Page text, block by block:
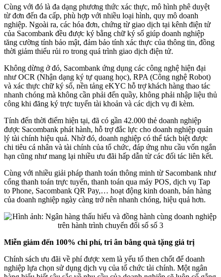
Cùng với đó là đa dạng phương thức xác thực, mô hình phê duyệt
từ đơn đến đa cấp, phù hợp với nhiều loại hình, quy mô doanh
nghiệp. Ngoài ra, các hóa đơn, chứng từ giao dịch tại kênh điện tử
của Sacombank đều được ký bằng chữ ký số giúp doanh nghiệp
tăng cường tính bảo mật, đảm bảo tính xác thực của thông tin, đồng
thời giảm thiểu rủi ro trong quá trình giao dịch điện tử.
Không dừng ở đó, Sacombank ứng dụng các công nghệ hiện đại
như OCR (Nhận dạng ký tự quang học), RPA (Công nghệ Robot)
và xác thực chữ ký số, nền tảng eKYC hỗ trợ khách hàng thao tác
nhanh chóng mà không cần phải đến quầy, không phải nhập liệu thủ
công khi đăng ký trực tuyến tài khoản và các dịch vụ đi kèm.
Tính đến thời điểm hiện tại, đã có gần 42.000 thẻ doanh nghiệp
được Sacombank phát hành, hỗ trợ đắc lực cho doanh nghiệp quản
lý tài chính hiệu quả. Nhờ đó, doanh nghiệp có thể tách biệt được
chi tiêu cá nhân và tài chính của tổ chức, đáp ứng nhu cầu vốn ngắn
hạn cũng như mang lại nhiều ưu đãi hấp dẫn từ các đối tác liên kết.
Cùng với nhiều giải pháp thanh toán thông minh từ Sacombank như
cổng thanh toán trực tuyến, thanh toán qua máy POS, dịch vụ Tap
to Phone, Sacombank QR Pay,… hoạt động kinh doanh, bán hàng
của doanh nghiệp ngày càng trở nên nhanh chóng, hiệu quả hơn.
Miễn giảm đến 100% chi phí, tri ân bằng quà tặng giá trị
Chính sách ưu đãi về phí được xem là yếu tố then chốt để doanh
nghiệp lựa chọn sử dụng dịch vụ của tổ chức tài chính. Một ngân